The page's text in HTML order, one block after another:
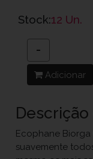
Stock:12 Un.
−
Adicionar
Ecophane
suavemente